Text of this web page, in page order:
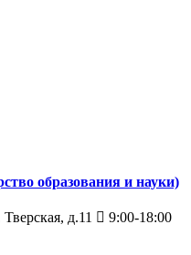
образования и науки)
д.11 9:00-18:00